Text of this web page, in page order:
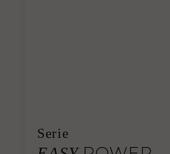
Serie